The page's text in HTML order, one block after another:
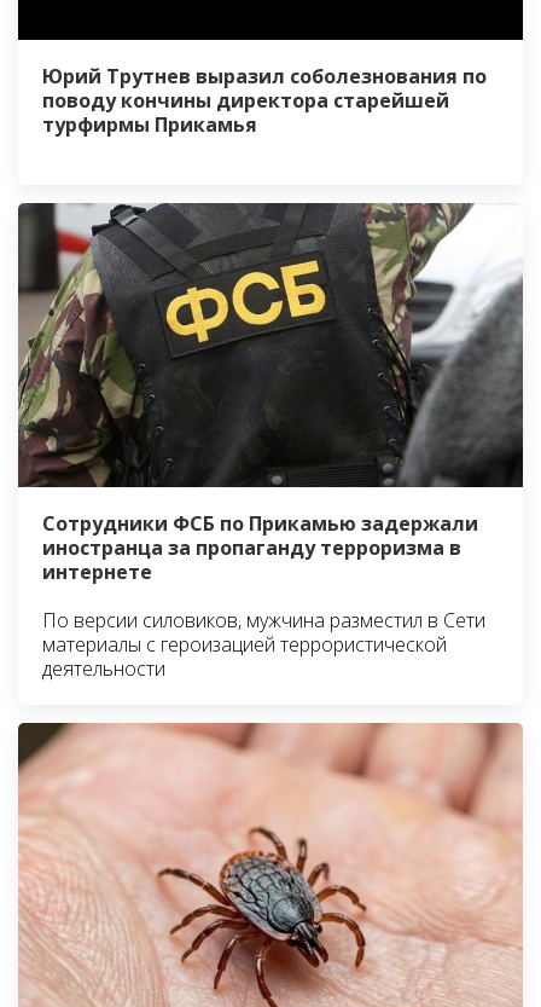
Юрий Трутнев выразил соболезнования по
поводу кончины директора старейшей
турфирмы Прикамья
Сотрудники ФСБ по Прикамью задержали
иностранца за пропаганду терроризма в
интернете
По версии силовиков, мужчина разместил в Сети
материалы с героизацией террористической
деятельности